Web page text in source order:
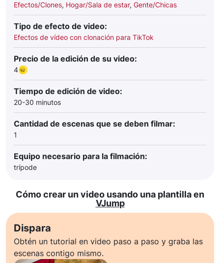
Efectos/Clones, Hogar/Sala de estar, Gente/Chicas
Tipo de efecto de video:
Efectos de vídeo con clonación para TikTok
Precio de la edición de su video:
4
Tiempo de edición de video:
20-30 minutos
Cantidad de escenas que se deben filmar:
1
Equipo necesario para la filmación:
trípode
Cómo crear un video usando una plantilla en
VJump
Dispara
Obtén un tutorial en video paso a paso y graba las
escenas contigo mismo.